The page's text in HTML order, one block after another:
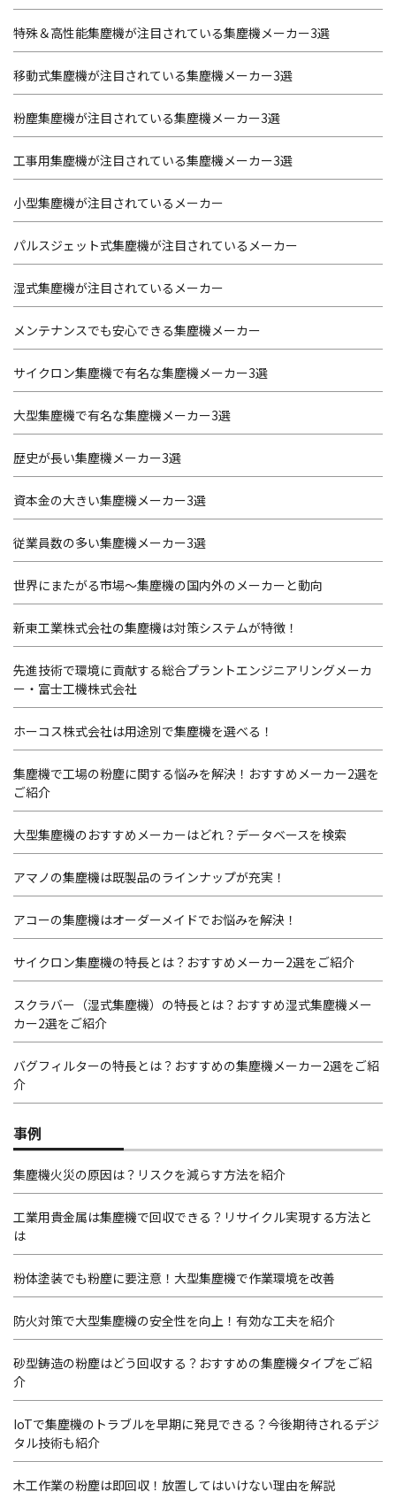
特殊＆高性能集塵機が注目されている集塵機メーカー3選
移動式集塵機が注目されている集塵機メーカー3選
粉塵集塵機が注目されている集塵機メーカー3選
工事用集塵機が注目されている集塵機メーカー3選
小型集塵機が注目されているメーカー
パルスジェット式集塵機が注目されているメーカー
湿式集塵機が注目されているメーカー
メンテナンスでも安心できる集塵機メーカー
サイクロン集塵機で有名な集塵機メーカー3選
大型集塵機で有名な集塵機メーカー3選
歴史が長い集塵機メーカー3選
資本金の大きい集塵機メーカー3選
従業員数の多い集塵機メーカー3選
世界にまたがる市場～集塵機の国内外のメーカーと動向
新東工業株式会社の集塵機は対策システムが特徴！
先進技術で環境に貢献する総合プラントエンジニアリングメーカ
ー・富士工機株式会社
ホーコス株式会社は用途別で集塵機を選べる！
集塵機で工場の粉塵に関する悩みを解決！おすすめメーカー2選を
ご紹介
大型集塵機のおすすめメーカーはどれ？データベースを検索
アマノの集塵機は既製品のラインナップが充実！
アコーの集塵機はオーダーメイドでお悩みを解決！
サイクロン集塵機の特長とは？おすすめメーカー2選をご紹介
スクラバー（湿式集塵機）の特長とは？おすすめ湿式集塵機メー
カー2選をご紹介
バグフィルターの特長とは？おすすめの集塵機メーカー2選をご紹
介
事例
集塵機火災の原因は？リスクを減らす方法を紹介
工業用貴金属は集塵機で回収できる？リサイクル実現する方法と
は
粉体塗装でも粉塵に要注意！大型集塵機で作業環境を改善
防火対策で大型集塵機の安全性を向上！有効な工夫を紹介
砂型鋳造の粉塵はどう回収する？おすすめの集塵機タイプをご紹
介
IoTで集塵機のトラブルを早期に発見できる？今後期待されるデジ
タル技術も紹介
木工作業の粉塵は即回収！放置してはいけない理由を解説